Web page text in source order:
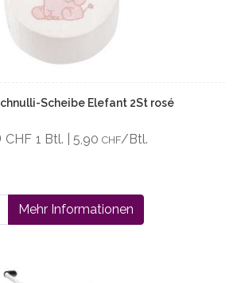
Scheibe Elefant 2St rosé
CHF 1 Btl. | 5,90 CHF/Btl.
Mehr Informationen